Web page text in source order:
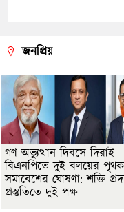
জনপ্রিয়
গণ অভ্যুত্থান দিবসে দিরাই
বিএনপিতে দুই বলয়ের পৃথক
সমাবেশের ঘোষণা: শক্তি
প্রস্তুতিতে দুই পক্ষ